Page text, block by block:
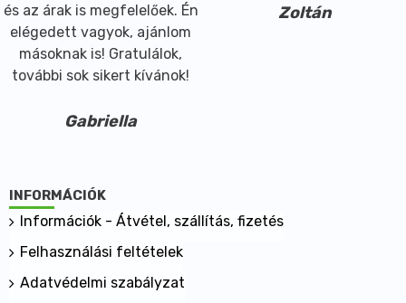
és az árak is megfelelőek. Én
elégedett vagyok, ajánlom
másoknak is! Gratulálok,
további sok sikert kívánok!
Gabriella
Zoltán
INFORMÁCIÓK
Információk - Átvétel, szállítás, fizetés
Felhasználási feltételek
Adatvédelmi szabályzat